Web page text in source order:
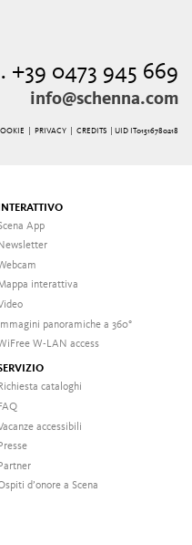
+39 0473 945 669
info@schenna.com
PRIVACY| CREDITS | UID IT01516780218
INTERATTIVO
App
Newsletter
interattiva
Immagini panoramiche a 360°
W-LAN access
Richiesta cataloghi
FAQ
accessibili
Presse
Partner
d’onore a Scena